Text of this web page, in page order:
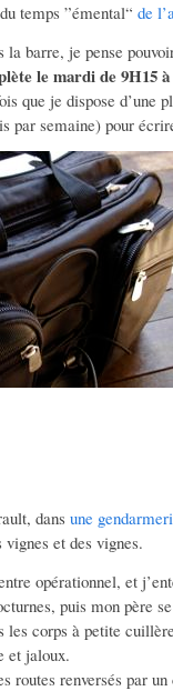
temps ”émental“ de
la barre, je pense
le mardi de 9H15 à
que je dispose d’une
par semaine) pour
dans une
vignes et des vignes.
opérationnel, et
puis mon père
les corps à petite
et jaloux.
routes renversés par